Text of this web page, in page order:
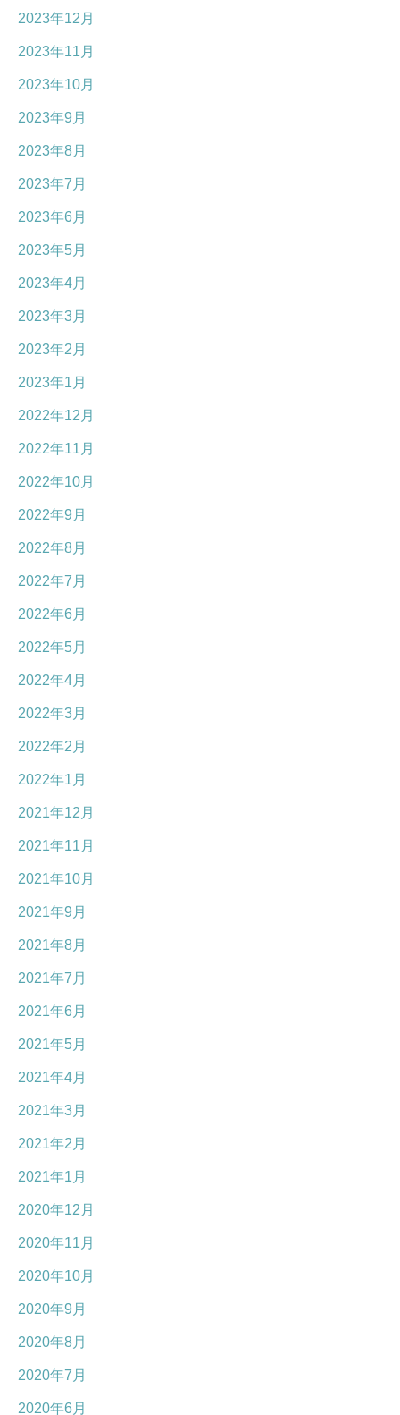
2023年12月
2023年11月
2023年10月
2023年9月
2023年8月
2023年7月
2023年6月
2023年5月
2023年4月
2023年3月
2023年2月
2023年1月
2022年12月
2022年11月
2022年10月
2022年9月
2022年8月
2022年7月
2022年6月
2022年5月
2022年4月
2022年3月
2022年2月
2022年1月
2021年12月
2021年11月
2021年10月
2021年9月
2021年8月
2021年7月
2021年6月
2021年5月
2021年4月
2021年3月
2021年2月
2021年1月
2020年12月
2020年11月
2020年10月
2020年9月
2020年8月
2020年7月
2020年6月